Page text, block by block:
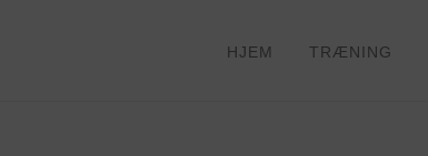
HJEM TRÆNING